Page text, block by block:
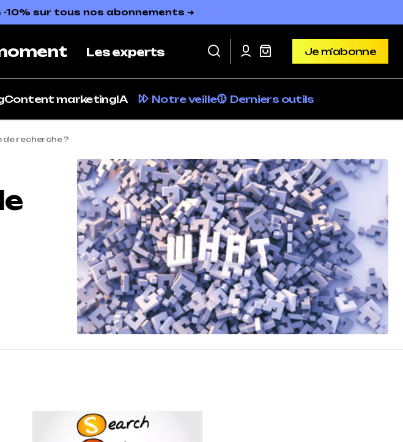
-10% sur tous nos abonnements ➜
Les experts
Je m'abonne
Content marketingIA Notre veille Derniers outils
de recherche ?